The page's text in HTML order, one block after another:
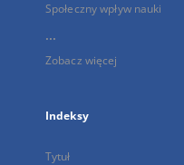
Społeczny wpływ nauki
...
Zobacz więcej
Indeksy
Tytuł